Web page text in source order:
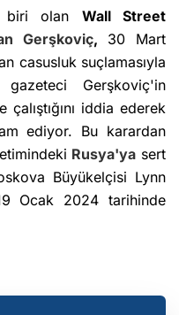
biri olan Wall Street
Gerşkoviç, 30 Mart
casusluk suçlamasıyla
Gerşkoviç'in
iddia ederek
ediyor. Bu karardan
Rusya'ya sert
Büyükelçisi Lynn
Ocak 2024 tarihinde